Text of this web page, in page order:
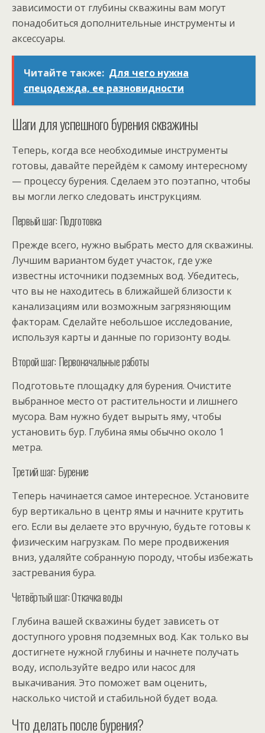
зависимости от глубины скважины вам могут
понадобиться дополнительные инструменты и
аксессуары.
Читайте также: Для чего нужна
спецодежда, ее разновидности
Шаги для успешного бурения скважины
Теперь, когда все необходимые инструменты
готовы, давайте перейдём к самому интересному
— процессу бурения. Сделаем это поэтапно, чтобы
вы могли легко следовать инструкциям.
Первый шаг: Подготовка
Прежде всего, нужно выбрать место для скважины.
Лучшим вариантом будет участок, где уже
известны источники подземных вод. Убедитесь,
что вы не находитесь в ближайшей близости к
канализациям или возможным загрязняющим
факторам. Сделайте небольшое исследование,
используя карты и данные по горизонту воды.
Второй шаг: Первоначальные работы
Подготовьте площадку для бурения. Очистите
выбранное место от растительности и лишнего
мусора. Вам нужно будет вырыть яму, чтобы
установить бур. Глубина ямы обычно около 1
метра.
Третий шаг: Бурение
Теперь начинается самое интересное. Установите
бур вертикально в центр ямы и начните крутить
его. Если вы делаете это вручную, будьте готовы к
физическим нагрузкам. По мере продвижения
вниз, удаляйте собранную породу, чтобы избежать
застревания бура.
Четвёртый шаг: Откачка воды
Глубина вашей скважины будет зависеть от
доступного уровня подземных вод. Как только вы
достигнете нужной глубины и начнете получать
воду, используйте ведро или насос для
выкачивания. Это поможет вам оценить,
насколько чистой и стабильной будет вода.
Что делать после бурения?